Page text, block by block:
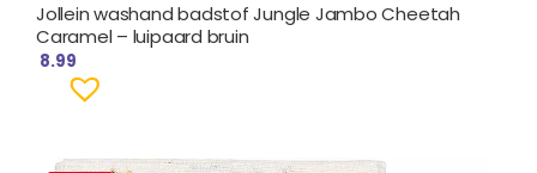
Jollein washand badstof Jungle Jambo Cheetah
Caramel – luipaard bruin
8.99